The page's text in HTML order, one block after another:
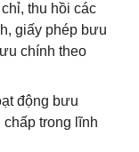
thu hồi các
giấy phép bưu
chính theo
động bưu
chấp trong lĩnh